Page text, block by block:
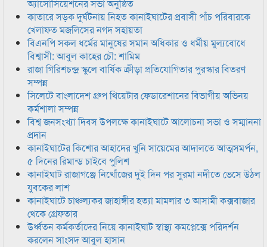
অ্যাসোসিয়েশনের সভা অনুষ্ঠিত
কাতারে সড়ক দুর্ঘটনায় নিহত কানাইঘাটের প্রবাসী পাঁচ পরিবারকে
খেলাফত মজলিসের নগদ সহায়তা
বিএনপি সকল ধর্মের মানুষের সমান অধিকার ও ধর্মীয় মুল্যবোধে
বিশ্বাসী: আবুল কাহের চৌ: শামিম
রাজা গিরিশচন্দ্র স্কুলে বার্ষিক ক্রীড়া প্রতিযোগিতার পুরস্কার বিতরণ
সম্পন্ন
সিলেটে বাংলাদেশ গ্রুপ থিয়েটার ফেডারেশানের বিভাগীয় অভিনয়
কর্মশালা সম্পন্ন
বিশ্ব জনসংখ্যা দিবস উপলক্ষে কানাইঘাটে আলোচনা সভা ও সম্মাননা
প্রদান
কানাইঘাটের কিশোর আহাদের খুনি সায়েমের আদালতে আত্মসমর্পন,
৫ দিনের রিমান্ড চাইবে পুলিশ
কানাইঘাট রাজাগঞ্জে নিখোঁজের দুই দিন পর সুরমা নদীতে ভেসে উঠল
যুবকের লাশ
কানাইঘাটে চাঞ্চল্যকর জাহাঙ্গীর হত্যা মামলার ৩ আসামী কক্সবাজার
থেকে গ্রেফতার
উর্ধ্বতন কর্মকর্তাদের নিয়ে কানাইঘাট স্বাস্থ্য কমপ্লেক্সে পরিদর্শন
করলেন সাংসদ আবুল হাসান